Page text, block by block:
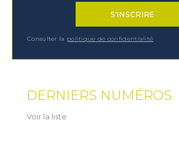
Consulter la politique de confidentialité
DERNIERS NUMÉROS
Voir la liste